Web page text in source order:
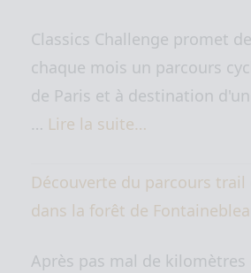
Classics Challenge promet
chaque mois un parcours
de Paris et à destination
… Lire la suite…
Découverte du parcours trail
dans la forêt de
Après pas mal de kilomètres